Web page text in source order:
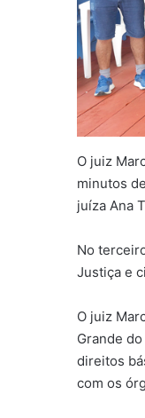
O juiz
minutos
juíza Ana
No
Justiça e
O juiz
Grande
direitos
com os